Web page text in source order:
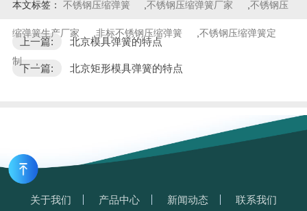
本文标签： 不锈钢压缩弹簧 ,不锈钢压缩弹簧厂家 不锈钢压
缩弹簧生产厂家 ,非标不锈钢压缩弹簧 不锈钢压缩弹簧定
制
上一篇: 北京模具弹簧的特点
下一篇: 北京矩形模具弹簧的特点
关于我们 产品中心 新闻动态 联系我们